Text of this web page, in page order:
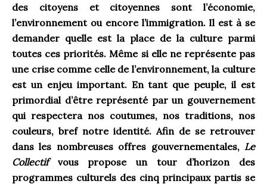
des citoyens et citoyennes sont l’économie,
l’environnement ou encore l’immigration. Il est à se
demander quelle est la place de la culture parmi
toutes ces priorités. Même si elle ne représente pas
une crise comme celle de l’environnement, la culture
est un enjeu important. En tant que peuple, il est
primordial d’être représenté par un gouvernement
qui respectera nos coutumes, nos traditions, nos
couleurs, bref notre identité. Afin de se retrouver
dans les nombreuses offres gouvernementales, Le
Collectifvous propose un tour d’horizon des
programmes culturels des cinq principaux partis se